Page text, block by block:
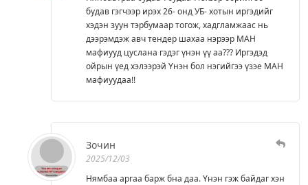
будав гэгчээр ирэх 26- онд УБ- хотын иргэдийг
хэдэн зуун тэрбумаар тогож, хадгламжаас нь
дээрэмдэж авч тендер шахаа нэрээр МАН
мафиууд цуслана гэдэг үнэн үү аа??? Иргэдэд
ойрын үед хэлээрэй Үнэн бол нэгийгээ үзэе МАН
мафиуудаа!!
Зочин
2025/12/03
Нямбаа аргаа барж бна даа. Үнэн гэж байдаг хэн